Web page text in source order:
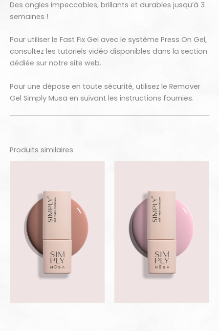
Des ongles impeccables, brillants et durables jusqu’à 3
semaines !
Pour utiliser le Fast Fix Gel avec le système Press On Gel,
consultez les tutoriels vidéo disponibles dans la section
dédiée sur notre site web.
Pour une dépose en toute sécurité, utilisez le Remover
Gel Simply Musa en suivant les instructions fournies.
Produits similaires